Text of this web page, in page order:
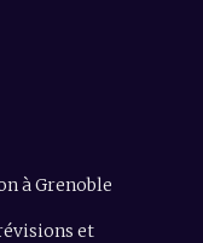
à Grenoble
et